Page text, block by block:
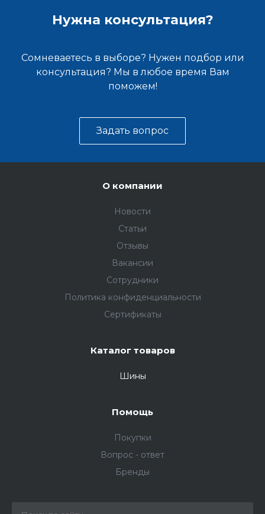
Нужна консультация?
Сомневаетесь в выборе? Нужен подбор или
консультация? Мы в любое время Вам
поможем!
Задать вопрос
О компании
Новости
Статьи
Отзывы
Вакансии
Сотрудники
Политика конфиденциальности
Сертификаты
Каталог товаров
Шины
Помощь
Покупки
Вопрос - ответ
Бренды